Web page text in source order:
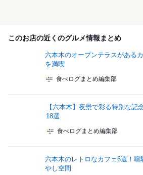
このお店の近くのグルメ情報まとめ
六本木のオープンテラスがある
を満喫
食べログまとめ編集部
【六本木】夜景で彩る特別な記
18選
食べログまとめ編集部
六本木のレトロなカフェ6選！
やし空間